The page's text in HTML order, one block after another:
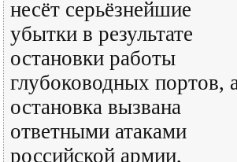
несёт серьёзнейшие
убытки в результате
остановки работы
глубоководных портов,
остановка вызвана
ответными атаками
российской армии,